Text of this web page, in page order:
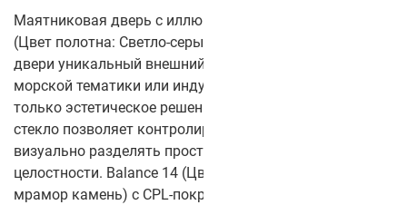
Маятниковая дверь с иллюминатором Balance 14
(Цвет полотна: Светло-серый мрамор камень) придаёт
двери уникальный внешний вид, добавляя нотку
морской тематики или индустриального стиля. Это не
только эстетическое решение, но и функциональное —
стекло позволяет контролировать освещение и
визуально разделять пространство, не нарушая его
целостности. Balance 14 (Цвет полотна: Светло-серый
мрамор камень) с CPL-покрытием — идеальный выбор